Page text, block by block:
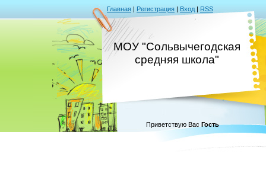
Главная | Регистрация | Вход | RSS
МОУ "Сольвычегодская
средняя школа"
Приветствую Вас Гость